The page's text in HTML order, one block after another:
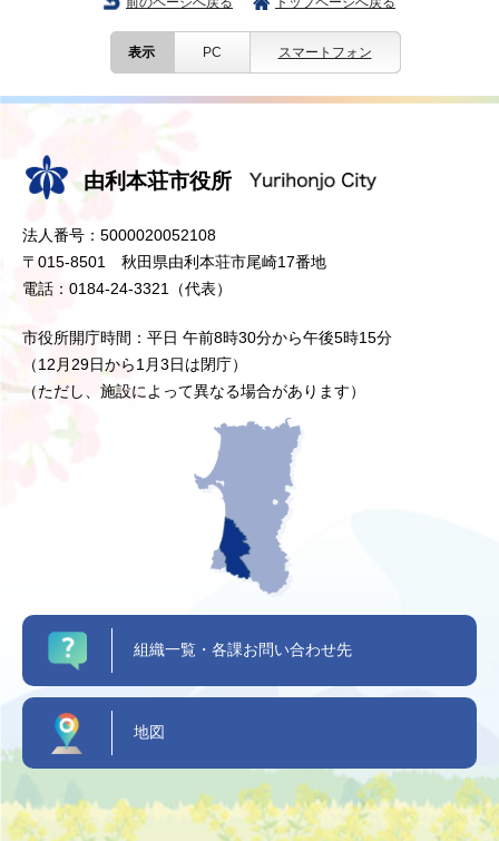
表示 PC スマートフォン
由利本荘市役所
法人番号：5000020052108
〒015-8501 秋田県由利本荘市尾崎17番地
電話：0184-24-3321（代表）
市役所開庁時間：平日 午前8時30分から午後5時15分
（12月29日から1月3日は閉庁）
（ただし、施設によって異なる場合があります）
組織一覧・各課お問い合わせ先
地図